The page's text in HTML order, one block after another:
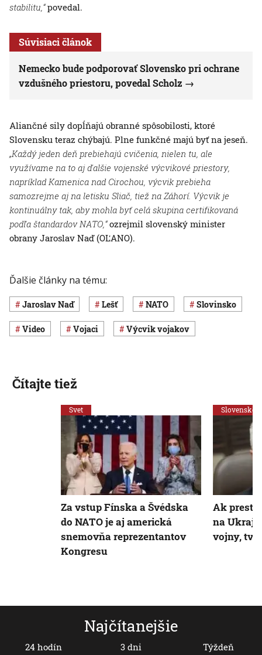
stabilitu,“povedal.
Súvisiaci článok
Nemecko bude podporovať Slovensko pri ochrane
vzdušného priestoru, povedal Scholz
Aliančné sily dopĺňajú obranné spôsobilosti, ktoré
Slovensku teraz chýbajú. Plne funkčné majú byť na jeseň.
„Každý jeden deň prebiehajú cvičenia, nielen tu, ale
využívame na to aj ďalšie vojenské výcvikové priestory,
napríklad Kamenica nad Cirochou, výcvik prebieha
samozrejme aj na letisku Sliač, tiež na Záhorí. Výcvik je
kontinuálny tak, aby mohla byť celá skupina certifikovaná
podľa štandardov NATO,“ozrejmil slovenský minister
obrany Jaroslav Naď (OĽANO).
Ďalšie články na tému:
Jaroslav Naď Lešť NATO Slovinsko
Video vojaci výcvik vojakov
Najčítanejšie
24 hodín 3 dni Týždeň
Čítajte tiež
Svet
Za vstup Fínska a Švédska
do NATO je aj americká
snemovňa reprezentantov
Kongresu
Slovensko
Ak
na
vojny,